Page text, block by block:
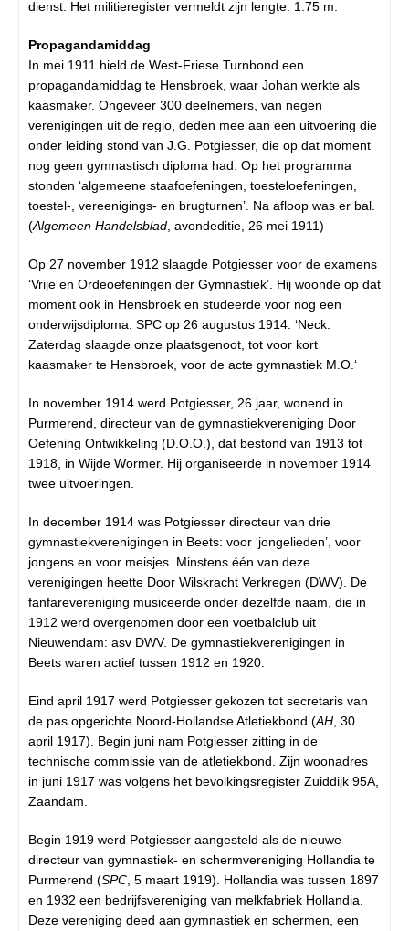
dienst. Het militieregister vermeldt zijn lengte: 1.75 m.
Propagandamiddag
In mei 1911 hield de West-Friese Turnbond een
propagandamiddag te Hensbroek, waar Johan werkte als
kaasmaker. Ongeveer 300 deelnemers, van negen
verenigingen uit de regio, deden mee aan een uitvoering die
onder leiding stond van J.G. Potgiesser, die op dat moment
nog geen gymnastisch diploma had. Op het programma
stonden ‘algemeene staafoefeningen, toesteloefeningen,
toestel-, vereenigings- en brugturnen’. Na afloop was er bal.
(Algemeen Handelsblad , avondeditie, 26 mei 1911)
Op 27 november 1912 slaagde Potgiesser voor de examens
‘Vrije en Ordeoefeningen der Gymnastiek’. Hij woonde op dat
moment ook in Hensbroek en studeerde voor nog een
onderwijsdiploma. SPC op 26 augustus 1914: ‘Neck.
Zaterdag slaagde onze plaatsgenoot, tot voor kort
kaasmaker te Hensbroek, voor de acte gymnastiek M.O.‘
In november 1914 werd Potgiesser, 26 jaar, wonend in
Purmerend, directeur van de gymnastiekvereniging Door
Oefening Ontwikkeling (D.O.O.), dat bestond van 1913 tot
1918, in Wijde Wormer. Hij organiseerde in november 1914
twee uitvoeringen.
In december 1914 was Potgiesser directeur van drie
gymnastiekverenigingen in Beets: voor ‘jongelieden’, voor
jongens en voor meisjes. Minstens één van deze
verenigingen heette Door Wilskracht Verkregen (DWV). De
fanfarevereniging musiceerde onder dezelfde naam, die in
1912 werd overgenomen door een voetbalclub uit
Nieuwendam: asv DWV. De gymnastiekverenigingen in
Beets waren actief tussen 1912 en 1920.
Eind april 1917 werd Potgiesser gekozen tot secretaris van
de pas opgerichte Noord-Hollandse Atletiekbond (AH , 30
april 1917). Begin juni nam Potgiesser zitting in de
technische commissie van de atletiekbond. Zijn woonadres
in juni 1917 was volgens het bevolkingsregister Zuiddijk 95A,
Zaandam.
Begin 1919 werd Potgiesser aangesteld als de nieuwe
directeur van gymnastiek- en schermvereniging Hollandia te
Purmerend (SPC , 5 maart 1919). Hollandia was tussen 1897
en 1932 een bedrijfsvereniging van melkfabriek Hollandia.
Deze vereniging deed aan gymnastiek en schermen, een